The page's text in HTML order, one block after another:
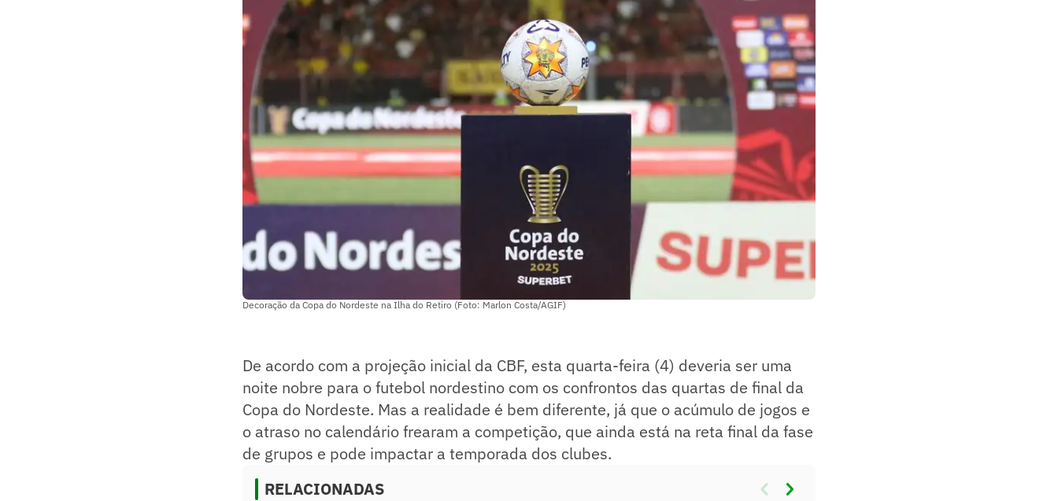
Decoração da Copa do Nordeste na Ilha do Retiro (Foto: Marlon Costa/AGIF)
De acordo com a projeção inicial da CBF, esta quarta-feira (4) deveria ser uma
noite nobre para o futebol nordestino com os confrontos das quartas de final da
Copa do Nordeste. Mas a realidade é bem diferente, já que o acúmulo de jogos e
o atraso no calendário frearam a competição, que ainda está na reta final da fase
de grupos e pode impactar a temporada dos clubes.
RELACIONADAS